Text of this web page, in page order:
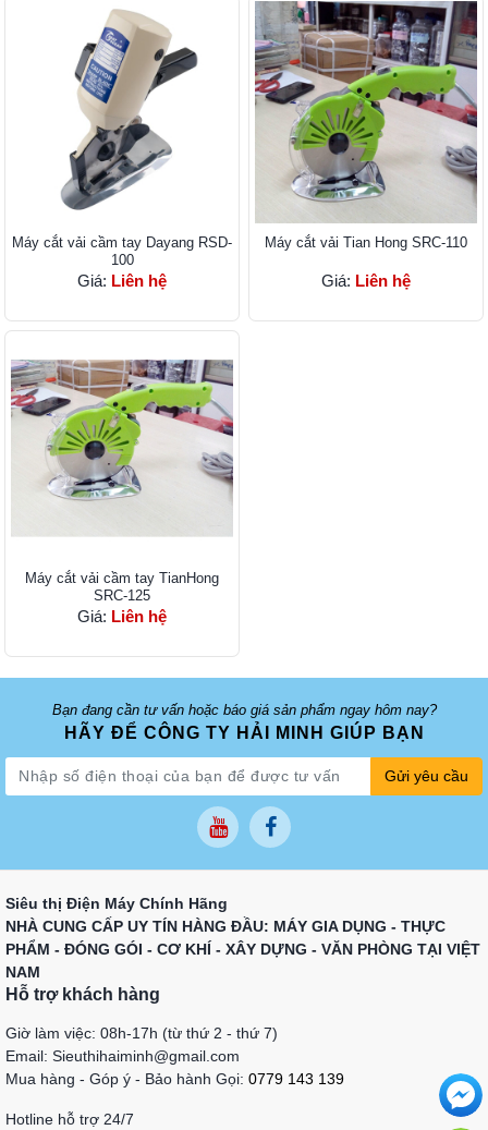
Máy cắt vải cầm tay Dayang RSD-
100
Giá: Liên hệ
Máy cắt vải Tian Hong SRC-110
Giá: Liên hệ
Máy cắt vải cầm tay TianHong
SRC-125
Giá: Liên hệ
Bạn đang cần tư vấn hoặc báo giá sản phẩm ngay hôm nay?
HÃY ĐỂ CÔNG TY HẢI MINH GIÚP BẠN
Gửi yêu cầu
Siêu thị Điện Máy Chính Hãng
NHÀ CUNG CẤP UY TÍN HÀNG ĐẦU: MÁY GIA DỤNG - THỰC
PHẨM - ĐÓNG GÓI - CƠ KHÍ - XÂY DỰNG - VĂN PHÒNG TẠI VIỆT
NAM
Hỗ trợ khách hàng
Giờ làm việc: 08h-17h (từ thứ 2 - thứ 7)
Email: Sieuthihaiminh@gmail.com
Mua hàng - Góp ý - Bảo hành Gọi: 0779 143 139
Hotline hỗ trợ 24/7